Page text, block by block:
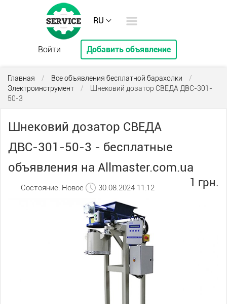
RU
Войти Добавить объявление
Главная / Все объявления бесплатной барахолки
/
Электроинструмент
/
Шнековий дозатор СВЕДА ДВС-301-
50-3
Шнековий дозатор СВЕДА
ДВС-301-50-3 - бесплатные
объявления на Allmaster.com.ua
1 грн.
Состояние: Новое 30.08.2024 11:12